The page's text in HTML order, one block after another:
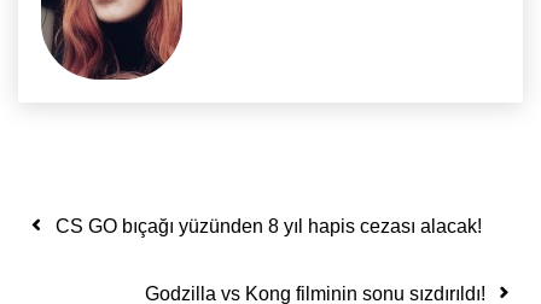
Yazı dolaşımı
CS GO bıçağı yüzünden 8 yıl hapis cezası alacak!
Godzilla vs Kong filminin sonu sızdırıldı!